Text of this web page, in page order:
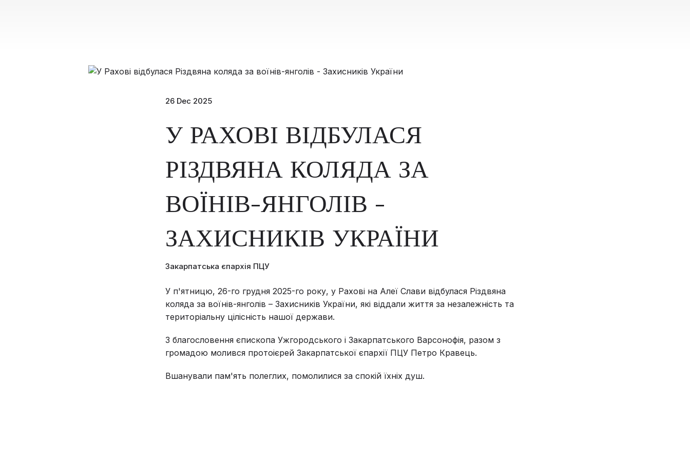
26 Dec 2025
У РАХОВІ ВІДБУЛАСЯ
РІЗДВЯНА КОЛЯДА ЗА
ВОЇНІВ-ЯНГОЛІВ -
ЗАХИСНИКІВ УКРАЇНИ
Закарпатська єпархія ПЦУ
У п'ятницю, 26-го грудня 2025-го року, у Рахові на Алеї Слави відбулася Різдвяна
коляда за воїнів-янголів – Захисників України, які віддали життя за незалежність та
територіальну цілісність нашої держави.
З благословення єпископа Ужгородського і Закарпатського Варсонофія, разом з
громадою молився протоієрей Закарпатської єпархії ПЦУ Петро Кравець.
Вшанували пам'ять полеглих, помолилися за спокій їхніх душ.